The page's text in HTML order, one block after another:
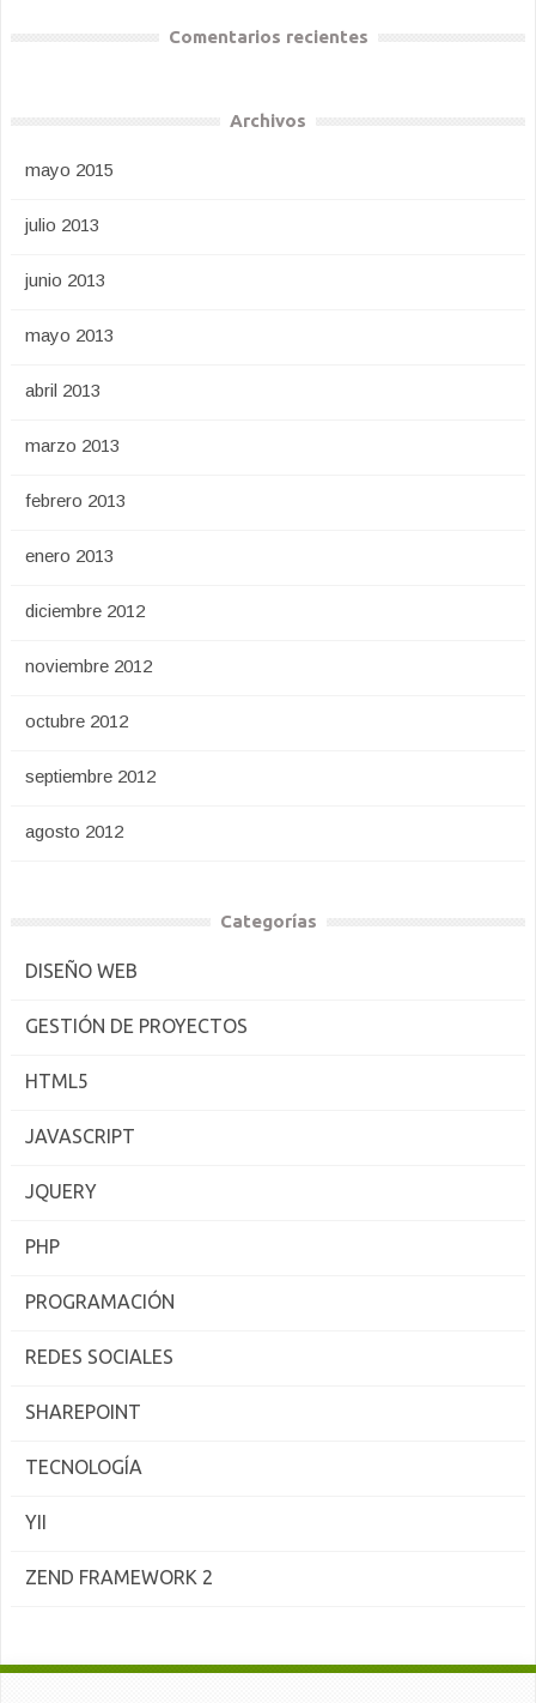
Comentarios recientes
Archivos
mayo 2015
julio 2013
junio 2013
mayo 2013
abril 2013
marzo 2013
febrero 2013
enero 2013
diciembre 2012
noviembre 2012
octubre 2012
septiembre 2012
agosto 2012
Categorías
DISEÑO WEB
GESTIÓN DE PROYECTOS
HTML5
JAVASCRIPT
JQUERY
PHP
PROGRAMACIÓN
REDES SOCIALES
SHAREPOINT
TECNOLOGÍA
YII
ZEND FRAMEWORK 2